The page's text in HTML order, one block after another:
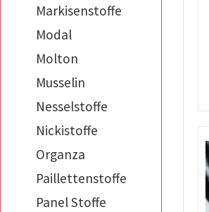
Markisenstoffe
Modal
Molton
Musselin
Nesselstoffe
Nickistoffe
Organza
Paillettenstoffe
Panel Stoffe